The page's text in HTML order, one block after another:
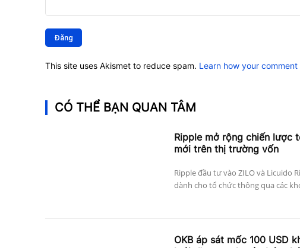
luận:
This site uses Akismet to reduce spam. Learn how your
CÓ THỂ BẠN QUAN TÂM
Ripple mở rộng chiến lược
mới trên thị trường vốn
Ripple đầu tư vào ZILO và Licuido
dành cho tổ chức thông qua các
OKB áp sát mốc 100 USD